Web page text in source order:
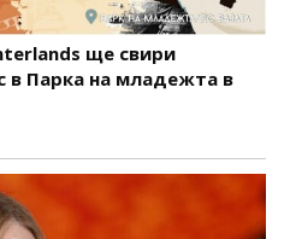
ще свири
в Парка на младежта в